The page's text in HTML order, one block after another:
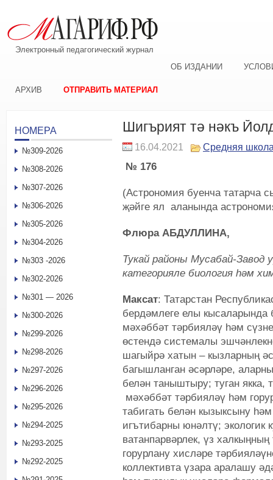
Электронный педагогический журнал
ОБ ИЗДАНИИ
АРХИВ ОТПРАВИТЬ МАТЕРИАЛ
Шигърият тә нәкъ
16.04.2021 Средняя
№ 176
(Астрономия буенча татарча
җәйге ял аланында
Флюра АБДУЛЛИНА,
Тукай районы Мусабай-Завод
категорияле биология һәм
Максат: Татарстан
бердәмлеге елы кысаларында
мәхәббәт тәрбияләү һәм
өстендә системалы
шагыйрә хатын – кызларның
багышланган әсәрләре,
белән таныштыру; туган
мәхәббәт тәрбияләү һәм
табигать белән кызыксыну
игътибарны юнәлтү;
ватанпарвәрлек, үз
горурлану хисләре
коллективта үзара аралашу
НОМЕРА
№309-2026
№308-2026
№307-2026
№306-2026
№305-2026
№304-2026
№303 -2026
№302-2026
№301 — 2026
№300-2026
№299-2026
№298-2026
№297-2026
№296-2026
№295-2026
№294-2025
№293-2025
№292-2025